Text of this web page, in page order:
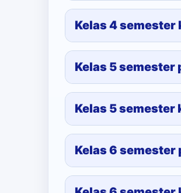
Kelas 4 semester
Kelas 5 semester
Kelas 5 semester
Kelas 6 semester